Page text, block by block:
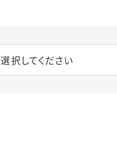
選択してください